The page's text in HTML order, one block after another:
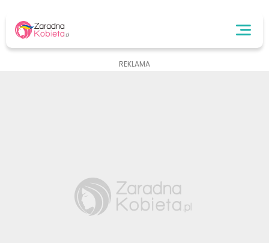
REKLAMA